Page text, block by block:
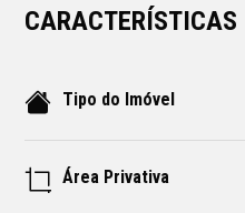
CARACTERÍSTICAS
Tipo do Imóvel
Área Privativa